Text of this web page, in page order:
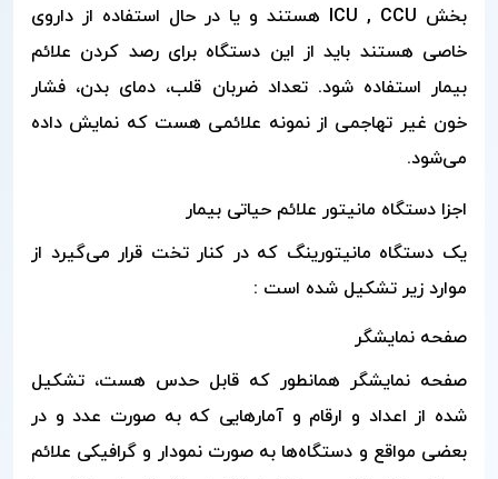
بخش ICU , CCU هستند و یا در حال استفاده از داروی
خاصی هستند باید از این دستگاه برای رصد کردن علائم
بیمار استفاده شود. تعداد ضربان قلب، دمای بدن، فشار
خون غیر تهاجمی از نمونه علائمی هست که نمایش داده
می‌شود.
اجزا دستگاه مانیتور علائم حیاتی بیمار
یک دستگاه مانیتورینگ که در کنار تخت قرار می‌گیرد از
موارد زیر تشکیل شده است :
صفحه نمایشگر
صفحه نمایشگر همانطور که قابل حدس هست، تشکیل
شده از اعداد و ارقام و آمارهایی که به صورت عدد و در
بعضی مواقع و دستگاه‌ها به صورت نمودار و گرافیکی علائم